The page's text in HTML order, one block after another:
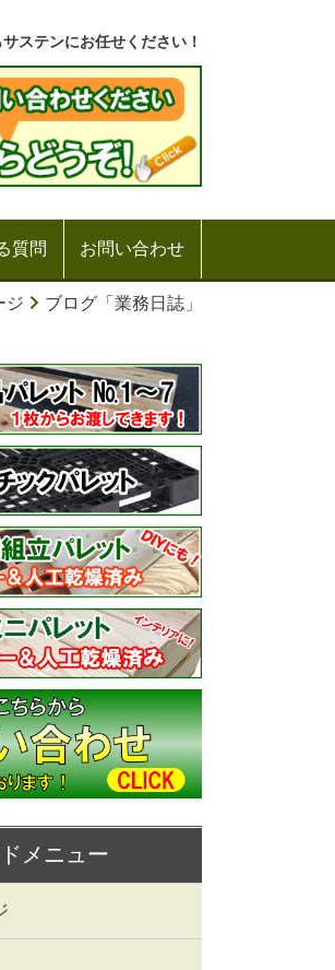
ステンにお任せください！
質問 お問い合わせ
ジ ブログ「業務日誌」
メニュー